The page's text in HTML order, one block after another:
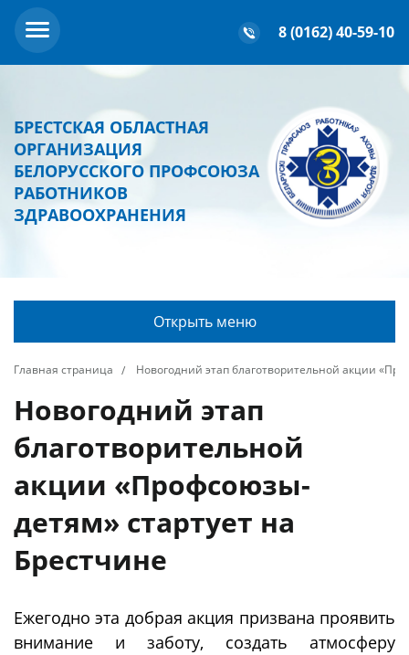
8 (0162) 40-59-10
БРЕСТСКАЯ ОБЛАСТНАЯ
ОРГАНИЗАЦИЯ
БЕЛОРУССКОГО ПРОФСОЮЗА
РАБОТНИКОВ
ЗДРАВООХРАНЕНИЯ
Открыть меню
Главная страница Новогодний этап благотворительной акции
Новогодний этап
благотворительной
акции «Профсоюзы-
детям» стартует на
Брестчине
Ежегодно эта добрая акция призвана проявить
внимание и заботу, создать атмосферу